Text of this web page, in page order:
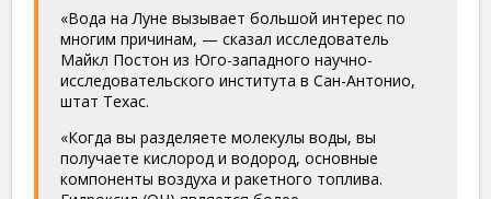
«Вода на Луне вызывает большой интерес по
многим причинам, — сказал исследователь
Майкл Постон из Юго-западного научно-
исследовательского института в Сан-Антонио,
штат Техас.
«Когда вы разделяете молекулы воды, вы
получаете кислород и водород, основные
компоненты воздуха и ракетного топлива.